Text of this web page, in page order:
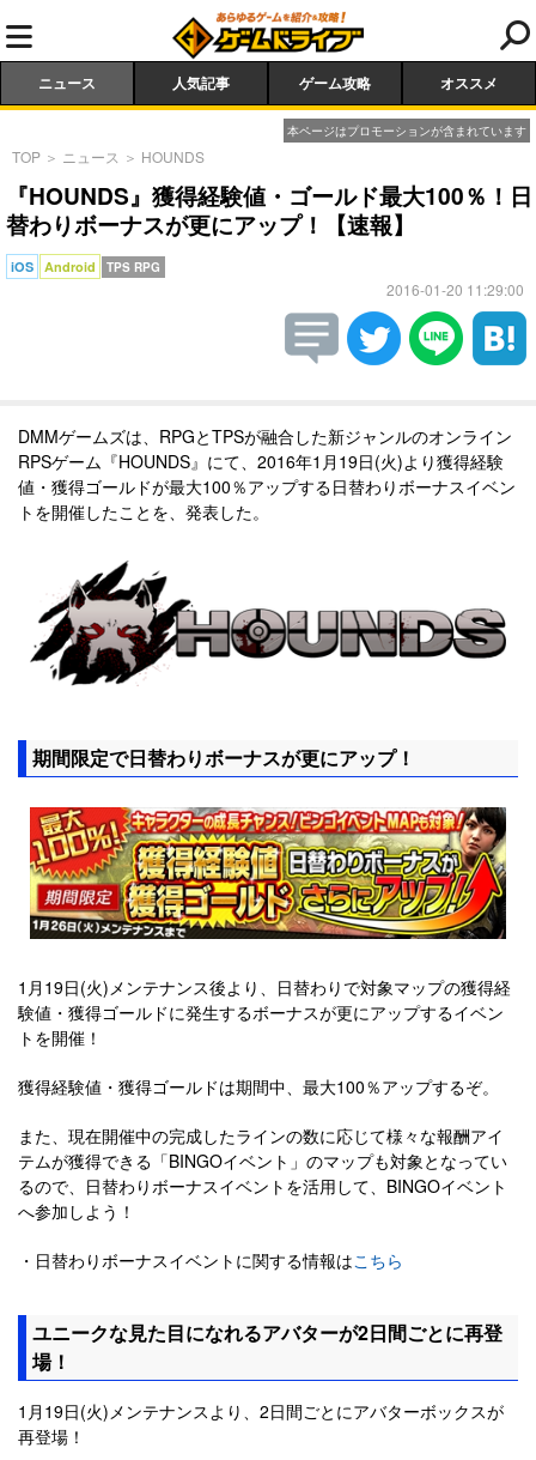
ニュース 人気記事 ゲーム攻略 オススメ
本ページはプロモーションが含まれています
TOP ＞ ニュース ＞ HOUNDS
『HOUNDS』獲得経験値・ゴールド最大100％！日
替わりボーナスが更にアップ！【速報】
iOS Android TPS RPG
2016-01-20 11:29:00
DMMゲームズは、RPGとTPSが融合した新ジャンルのオンライン
RPSゲーム『HOUNDS』にて、2016年1月19日(火)より獲得経験
値・獲得ゴールドが最大100％アップする日替わりボーナスイベン
トを開催したことを、発表した。
期間限定で日替わりボーナスが更にアップ！
1月19日(火)メンテナンス後より、日替わりで対象マップの獲得経
験値・獲得ゴールドに発生するボーナスが更にアップするイベン
トを開催！
獲得経験値・獲得ゴールドは期間中、最大100％アップするぞ。
また、現在開催中の完成したラインの数に応じて様々な報酬アイ
テムが獲得できる「BINGOイベント」のマップも対象となってい
るので、日替わりボーナスイベントを活用して、BINGOイベント
へ参加しよう！
・日替わりボーナスイベントに関する情報はこちら
ユニークな見た目になれるアバターが2日間ごとに再登
場！
1月19日(火)メンテナンスより、2日間ごとにアバターボックスが
再登場！